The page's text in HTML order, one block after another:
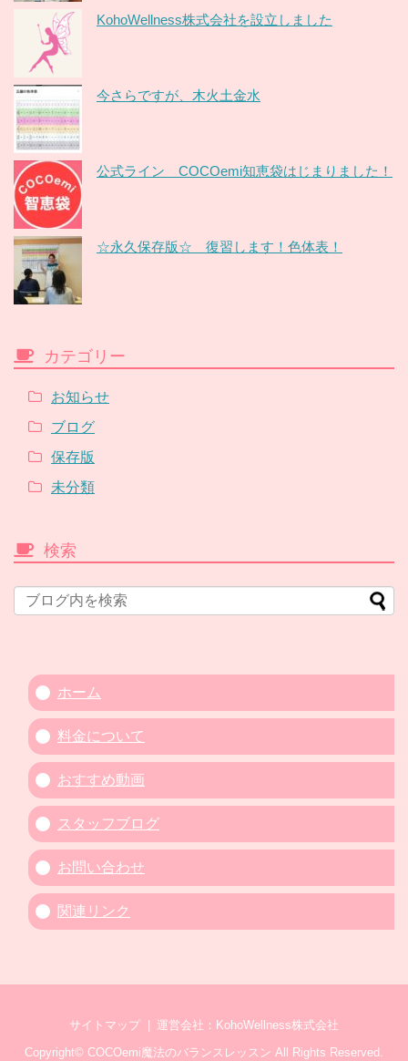
KohoWellness株式会社を設立しました
今さらですが、木火土金水
公式ライン COCOemi知恵袋はじまりました！
☆永久保存版☆ 復習します！色体表！
カテゴリー
お知らせ
ブログ
保存版
未分類
検索
ホーム
料金について
おすすめ動画
スタッフブログ
お問い合わせ
関連リンク
サイトマップ
運営会社：KohoWellness株式会社
Copyright© COCOemi魔法のバランスレッスン All Rights Reserved.